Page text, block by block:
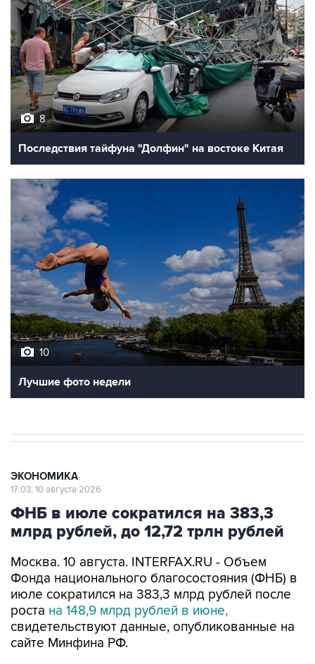
8
Последствия тайфуна "Долфин" на востоке Китая
10
Лучшие фото недели
ЭКОНОМИКА
17:03, 10 августа 2026
ФНБ в июле сократился на 383,3
млрд рублей, до 12,72 трлн рублей
Москва. 10 августа. INTERFAX.RU - Объем
Фонда национального благосостояния (ФНБ) в
июле сократился на 383,3 млрд рублей после
роста на 148,9 млрд рублей в июне,
свидетельствуют данные, опубликованные на
сайте Минфина РФ.